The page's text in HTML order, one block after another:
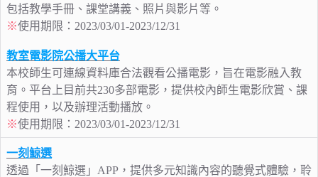
包括教學手冊、課堂講義、照片與影片等。
※使用期限：2023/03/01-2023/12/31
教室電影院公播大平台
本校師生可連線資料庫合法觀看公播電影，旨在電影融入教
育。平台上目前共230多部電影，提供校內師生電影欣賞、課
程使用，以及辦理活動播放。
※使用期限：2023/03/01-2023/12/31
一刻鯨選
透過「一刻鯨選」APP，提供多元知識內容的聽覺式體驗，聆